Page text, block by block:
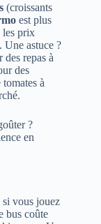
(croissants
est plus
les prix
Une astuce ?
des repas à
des
à
?
en
si vous jouez
bus coûte